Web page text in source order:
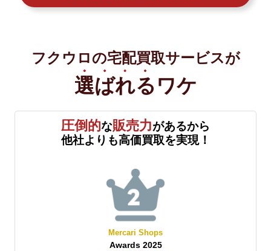
フクウロの宅配買取サービスが
選ばれる ワケ
圧倒的な販売力があるから
他社よりも高価買取を実現！
Mercari Shops
Awards 2025